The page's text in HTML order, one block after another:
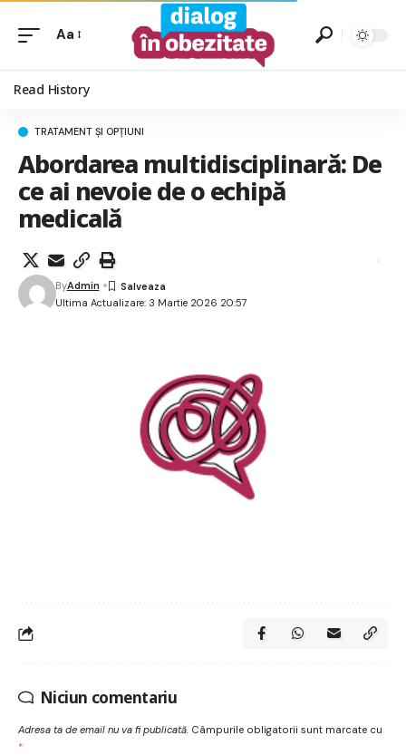
Aa
Read History
TRATAMENT ȘI OPȚIUNI
Abordarea multidisciplinară: De
ce ai nevoie de o echipă
medicală
Ultima Actualizare: 3 Martie 2026 20:57
ByAdmin
Niciun comentariu
Adresa ta de email nu va fi publicată. Câmpurile obligatorii sunt marcate cu
*